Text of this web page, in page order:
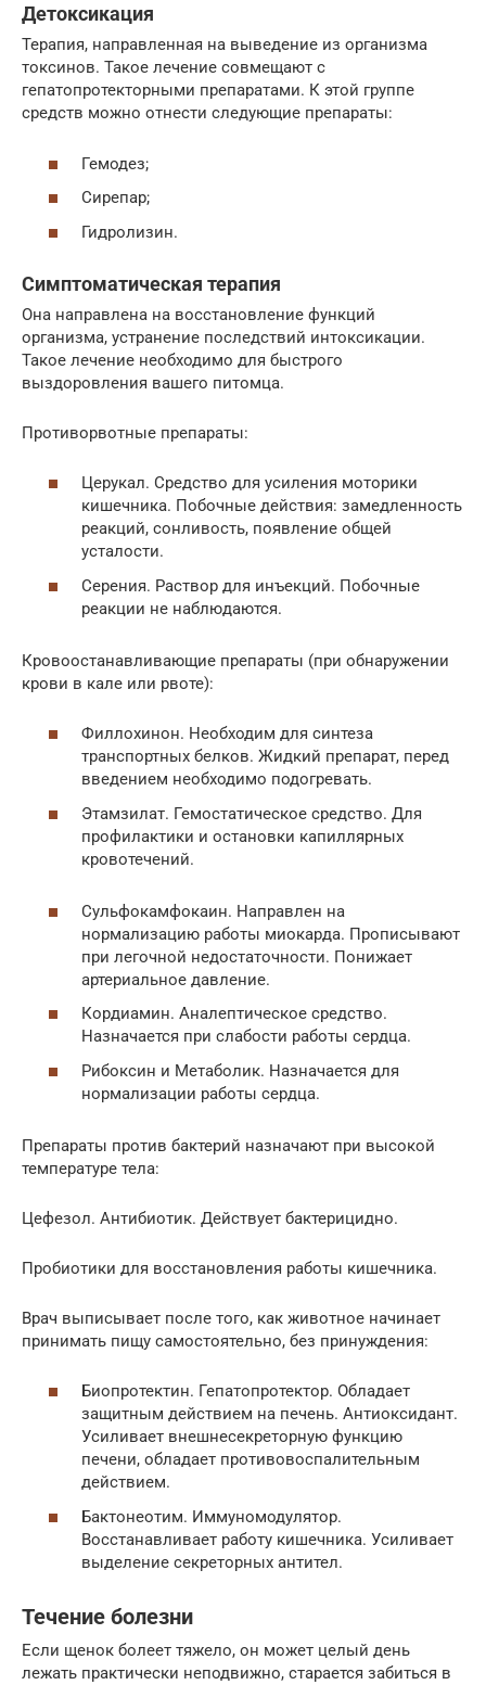
Детоксикация
Терапия, направленная на выведение из организма
токсинов. Такое лечение совмещают с
гепатопротекторными препаратами. К этой группе
средств можно отнести следующие препараты:
Гемодез;
Сирепар;
Гидролизин.
Симптоматическая терапия
Она направлена на восстановление функций
организма, устранение последствий интоксикации.
Такое лечение необходимо для быстрого
выздоровления вашего питомца.
Противорвотные препараты:
Церукал. Средство для усиления моторики
кишечника. Побочные действия: замедленность
реакций, сонливость, появление общей
усталости.
Серения. Раствор для инъекций. Побочные
реакции не наблюдаются.
Кровоостанавливающие препараты (при обнаружении
крови в кале или рвоте):
Филлохинон. Необходим для синтеза
транспортных белков. Жидкий препарат, перед
введением необходимо подогревать.
Этамзилат. Гемостатическое средство. Для
профилактики и остановки капиллярных
кровотечений.
Сульфокамфокаин. Направлен на
нормализацию работы миокарда. Прописывают
при легочной недостаточности. Понижает
артериальное давление.
Кордиамин. Аналептическое средство.
Назначается при слабости работы сердца.
Рибоксин и Метаболик. Назначается для
нормализации работы сердца.
Препараты против бактерий назначают при высокой
температуре тела:
Цефезол. Антибиотик. Действует бактерицидно.
Пробиотики для восстановления работы кишечника.
Врач выписывает после того, как животное начинает
принимать пищу самостоятельно, без принуждения:
Биопротектин. Гепатопротектор. Обладает
защитным действием на печень. Антиоксидант.
Усиливает внешнесекреторную функцию
печени, обладает противовоспалительным
действием.
Бактонеотим. Иммуномодулятор.
Восстанавливает работу кишечника. Усиливает
выделение секреторных антител.
Течение болезни
Если щенок болеет тяжело, он может целый день
лежать практически неподвижно, старается забиться в